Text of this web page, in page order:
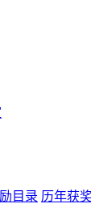
目录 历年获